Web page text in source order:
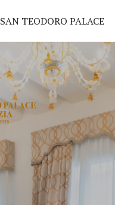
SAN TEODORO PALACE